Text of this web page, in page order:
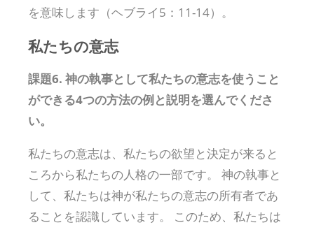
を意味します（ヘブライ5：11-14）。
私たちの意志
課題6. 神の執事として私たちの意志を使うこと
ができる4つの方法の例と説明を選んでくださ
い。
私たちの意志は、私たちの欲望と決定が来ると
ころから私たちの人格の一部です。 神の執事と
して、私たちは神が私たちの意志の所有者であ
ることを認識しています。 このため、私たちは